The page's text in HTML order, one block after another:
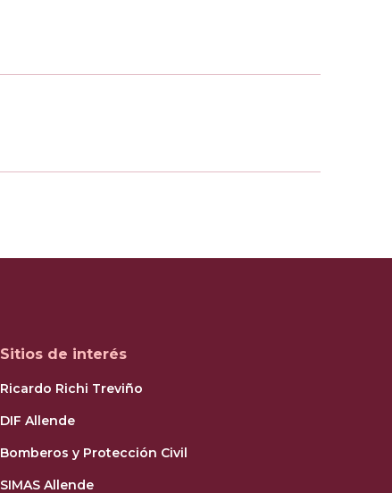
Sitios de interés
Ricardo Richi Treviño
DIF Allende
Bomberos y Protección Civil
SIMAS Allende